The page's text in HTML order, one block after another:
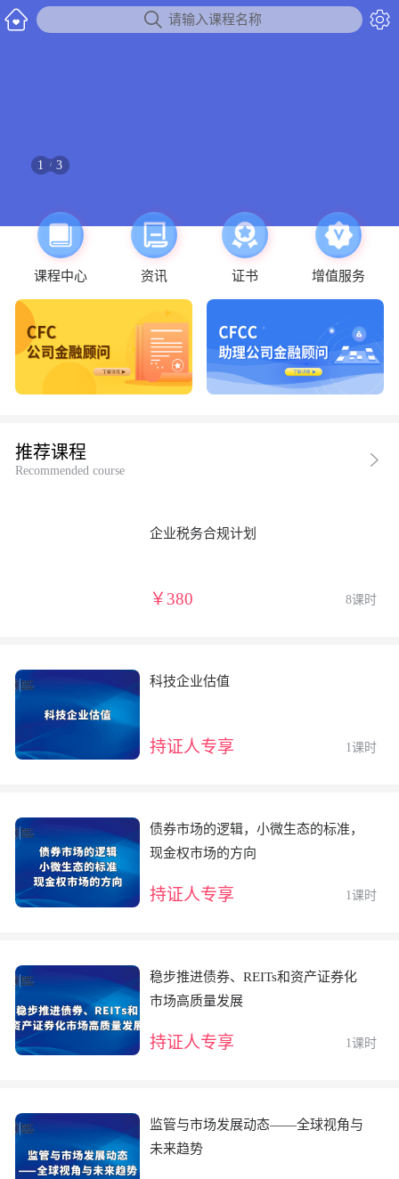
 请输入课程名称 
1 / 3
课程中心 资讯 证书 增值服务
推荐课程
Recommended course
企业税务合规计划
￥380 8课时
科技企业估值
持证人专享 1课时
债券市场的逻辑，小微生态的标准，
现金权市场的方向
持证人专享 1课时
稳步推进债券、REITs和资产证券化
市场高质量发展
持证人专享 1课时
监管与市场发展动态——全球视角与
未来趋势